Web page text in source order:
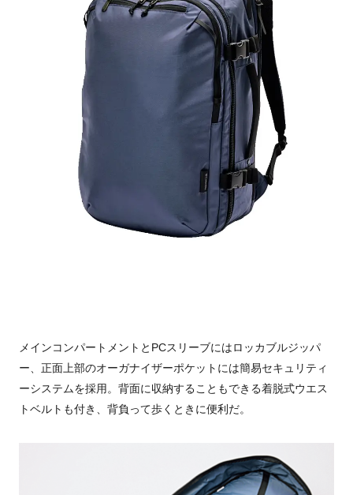
メインコンパートメントとPCスリーブにはロッカブルジッパ
ー、正面上部のオーガナイザーポケットには簡易セキュリティ
ーシステムを採用。背面に収納することもできる着脱式ウエス
トベルトも付き、背負って歩くときに便利だ。